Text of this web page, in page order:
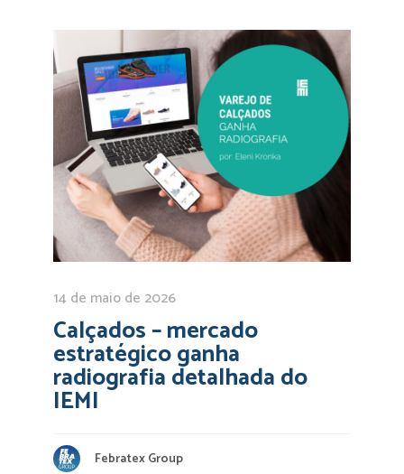
14 de maio de 2026
Calçados – mercado
estratégico ganha
radiografia detalhada do
IEMI
Febratex Group